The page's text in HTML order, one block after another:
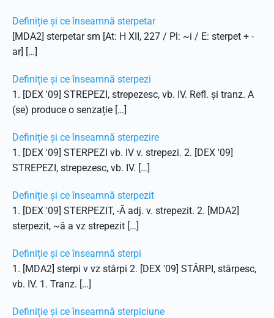
Definiție și ce înseamnă sterpetar
[MDA2] sterpetar sm [At: H XII, 227 / Pl: ~i / E: sterpet + -
ar] […]
Definiție și ce înseamnă sterpezi
1. [DEX '09] STREPEZI, strepezesc, vb. IV. Refl. și tranz. A
(se) produce o senzație […]
Definiție și ce înseamnă sterpezire
1. [DEX '09] STERPEZI vb. IV v. strepezi. 2. [DEX '09]
STREPEZI, strepezesc, vb. IV. […]
Definiție și ce înseamnă sterpezit
1. [DEX '09] STERPEZIT, -Ă adj. v. strepezit. 2. [MDA2]
sterpezit, ~ă a vz strepezit […]
Definiție și ce înseamnă sterpi
1. [MDA2] sterpi v vz stârpi 2. [DEX '09] STÂRPI, stârpesc,
vb. IV. 1. Tranz. […]
Definiție și ce înseamnă sterpiciune